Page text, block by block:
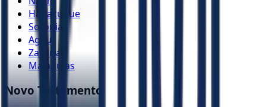
Habacuque
Sofonias
Ageu
Zacarias
Malaquias
Novo Testamento